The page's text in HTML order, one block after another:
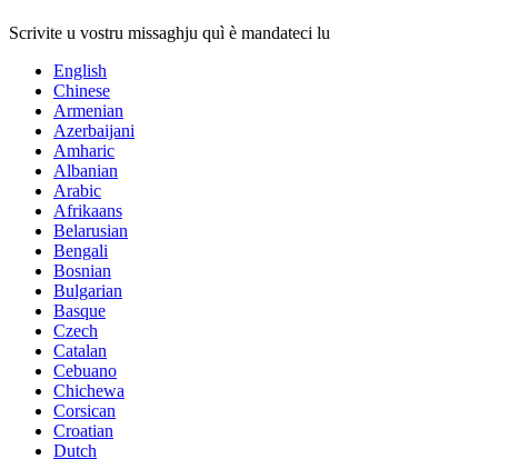
Scrivite u vostru missaghju quì è mandateci lu
English
Chinese
Armenian
Azerbaijani
Amharic
Albanian
Arabic
Afrikaans
Belarusian
Bengali
Bosnian
Bulgarian
Basque
Czech
Catalan
Cebuano
Chichewa
Corsican
Croatian
Dutch